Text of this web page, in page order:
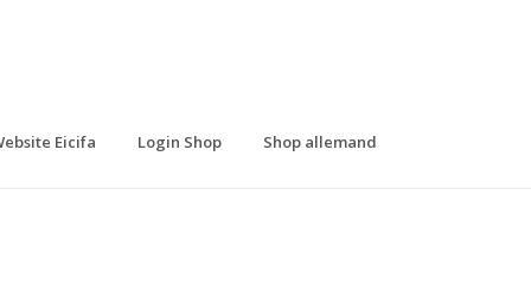
Eicifa Login Shop Shop allemand